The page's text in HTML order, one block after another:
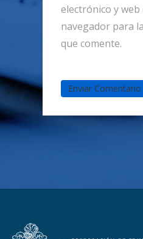
electrónico y web
navegador para
que comente.